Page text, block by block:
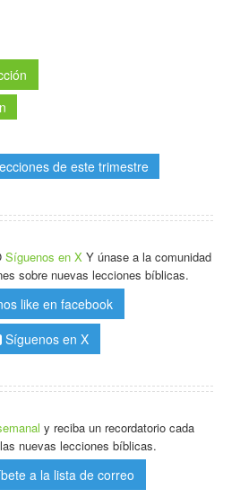
de este trimestre
Síguenos en X Y únase a la comunidad
sobre nuevas lecciones bíblicas.
like en facebook
Síguenos en X
y reciba un recordatorio cada
nuevas lecciones bíblicas.
a la lista de correo